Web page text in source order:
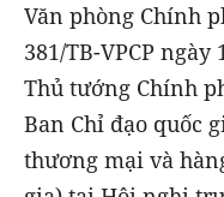
Văn phòng Chính
381/TB-VPCP
Thủ tướng Chính
Ban Chỉ đạo quốc
thương mại và